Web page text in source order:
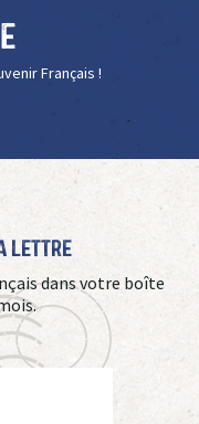
Français !
Lettre
dans votre boîte